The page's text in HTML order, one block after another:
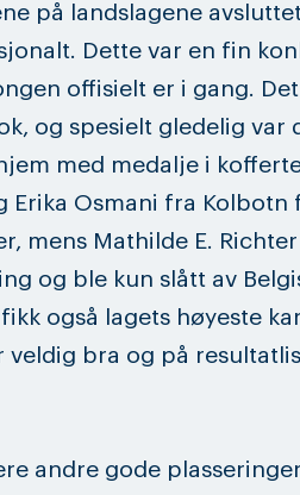
på landslagene
Dette var en fin
offisielt er i gang.
og spesielt gledelig var
med medalje i
Erika Osmani fra Kolbotn
mens Mathilde E.
og ble kun slått av
også lagets høyeste
veldig bra og på
andre gode